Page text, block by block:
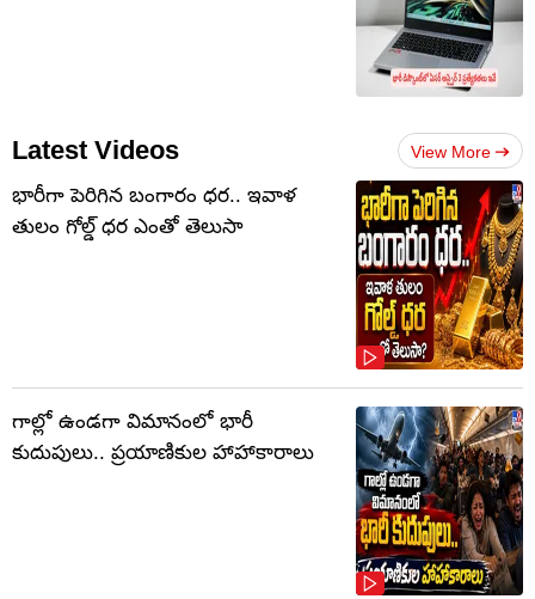
Latest Videos View More
భారీగా పెరిగిన బంగారం ధర.. ఇవాళ
తులం గోల్డ్‌ ధర ఎంతో తెలుసా
గాల్లో ఉండగా విమానంలో భారీ
కుదుపులు.. ప్రయాణికుల హాహాకారాలు